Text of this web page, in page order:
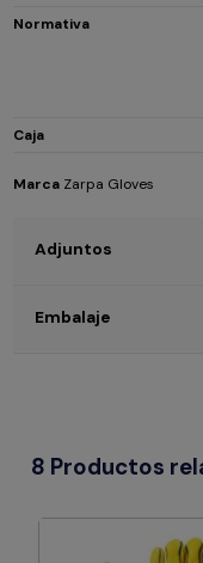
Normativa
Caja
Marca Zarpa Gloves
Adjuntos
Embalaje
8 Productos